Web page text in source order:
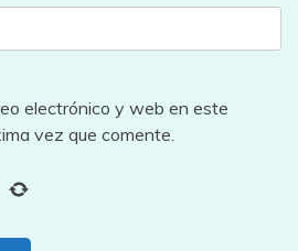
electrónico y web en este
vez que comente.